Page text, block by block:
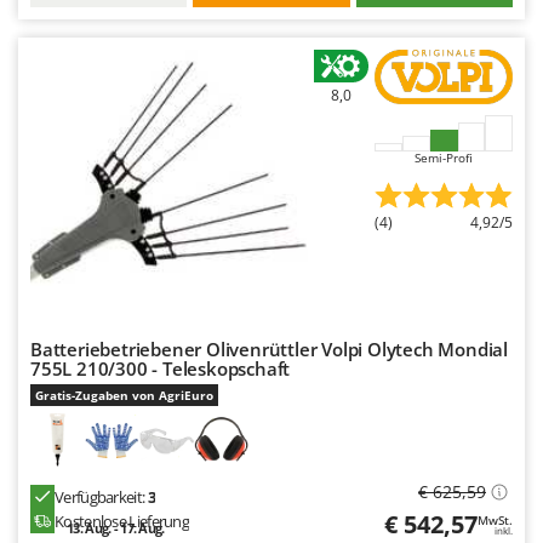
8,0
Semi-Profi
(4) 4,92/5
Batteriebetriebener Olivenrüttler Volpi Olytech Mondial
755L 210/300 - Teleskopschaft
Gratis-Zugaben von AgriEuro
Verfügbarkeit:3
Kostenlose Lieferung
13. Aug. - 17. Aug.
€ 625,59
€ 542,57MwSt.
inkl.